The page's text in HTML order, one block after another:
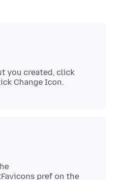
you created, click
pref on the